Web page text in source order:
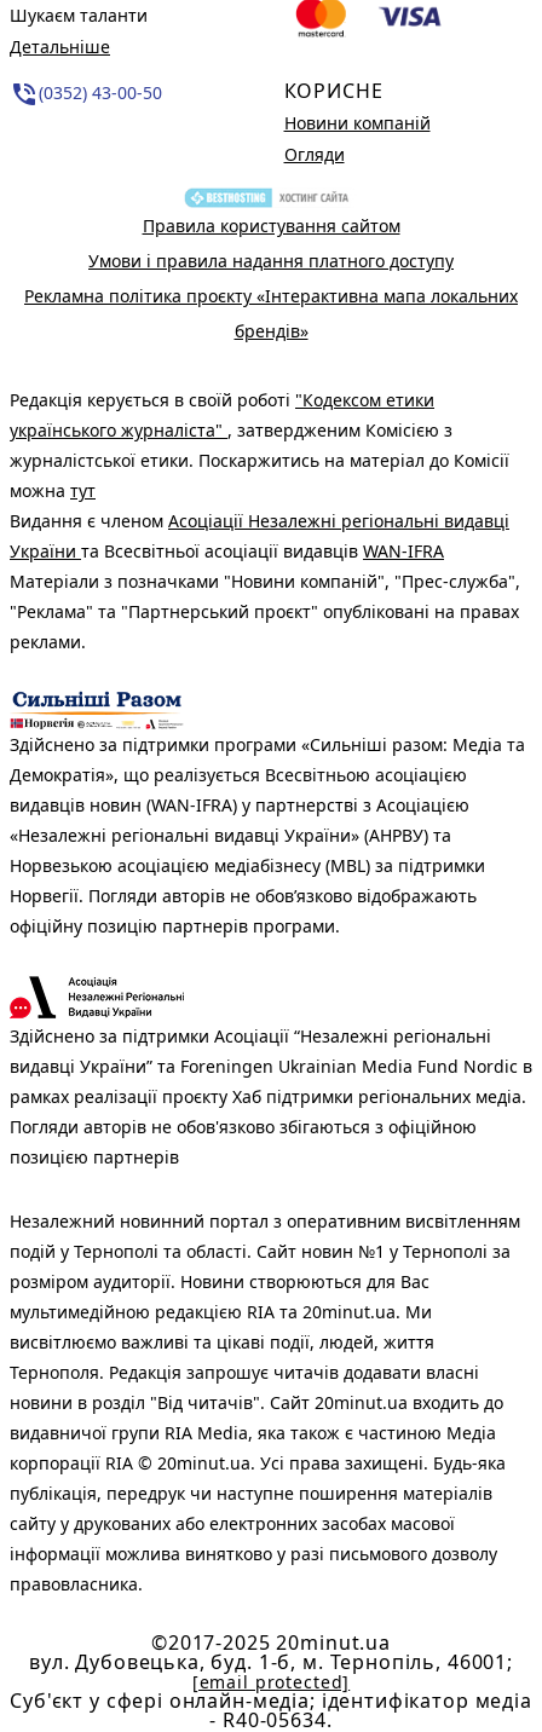
Шукаєм таланти
Детальніше
phone_in_talk(0352) 43-00-50 КОРИСНЕ
Новини компаній
Огляди
Правила користування сайтом
Умови і правила надання платного доступу
Рекламна політика проєкту «Інтерактивна мапа локальних
брендів»
Редакція керується в своїй роботі "Кодексом етики
українського журналіста" , затвердженим Комісією з
журналістської етики. Поскаржитись на матеріал до Комісії
можна тут
Видання є членом Асоціації Незалежні регіональні видавці
України та Всесвітньої асоціації видавців WAN-IFRA
Матеріали з позначками "Новини компаній", "Прес-служба",
"Реклама" та "Партнерський проєкт" опубліковані на правах
реклами.
Здійснено за підтримки програми «Сильніші разом: Медіа та
Демократія», що реалізується Всесвітньою асоціацією
видавців новин (WAN-IFRA) у партнерстві з Асоціацією
«Незалежні регіональні видавці України» (АНРВУ) та
Норвезькою асоціацією медіабізнесу (MBL) за підтримки
Норвегії. Погляди авторів не обов’язково відображають
офіційну позицію партнерів програми.
Здійснено за підтримки Асоціації “Незалежні регіональні
видавці України” та Foreningen Ukrainian Media Fund Nordic в
рамках реалізації проєкту Хаб підтримки регіональних медіа.
Погляди авторів не обов'язково збігаються з офіційною
позицією партнерів
Незалежний новинний портал з оперативним висвітленням
подій у Тернополі та області. Сайт новин №1 у Тернополі за
розміром аудиторії. Новини створюються для Вас
мультимедійною редакцією RIA та 20minut.ua. Ми
висвітлюємо важливі та цікаві події, людей, життя
Тернополя. Редакція запрошує читачів додавати власні
новини в розділ "Від читачів". Сайт 20minut.ua входить до
видавничої групи RIA Media, яка також є частиною Медіа
корпорації RIA © 20minut.ua. Усі права захищені. Будь-яка
публiкацiя, передрук чи наступне поширення матеріалів
сайту у друкованих або електронних засобах масової
інформації можлива винятково у разі письмового дозволу
правовласника.
©2017-2025 20minut.ua
вул. Дубовецька, буд. 1-б, м. Тернопіль, 46001;
[email protected]
Cуб'єкт у сфері онлайн-медіа; ідентифікатор медіа
- R40-05634.